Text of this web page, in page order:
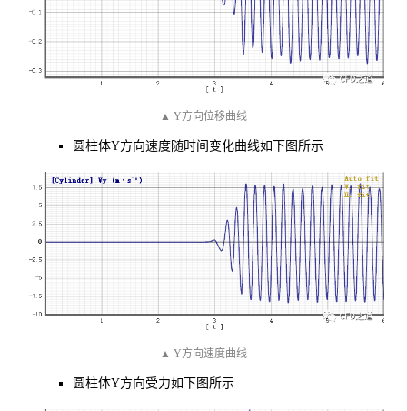
▲ Y方向位移曲线
圆柱体Y方向速度随时间变化曲线如下图所示
▲ Y方向速度曲线
圆柱体Y方向受力如下图所示